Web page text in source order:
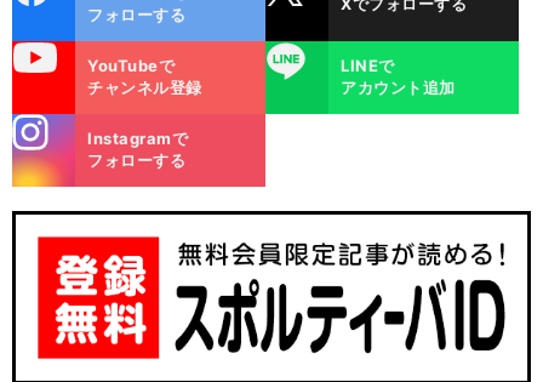
ok
フォローする
Xでフォローする
YouTubeで
チャンネル登録
LINE
LINEで
アカウント追加
m
Instagramで
フォローする